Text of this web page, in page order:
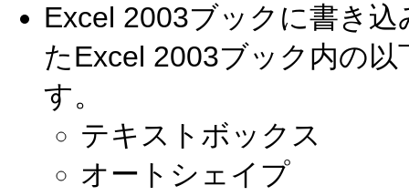
Excel 2003ブックに書き
たExcel 2003ブック内の
す。
テキストボックス
オートシェイプ